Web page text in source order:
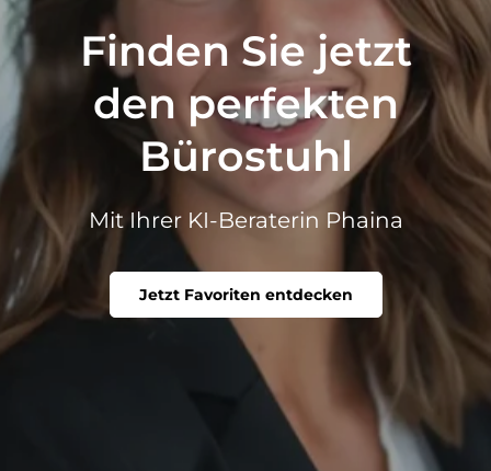
Finden Sie jetzt
den perfekten
Bürostuhl
Mit Ihrer KI-Beraterin Phaina
Jetzt Favoriten entdecken